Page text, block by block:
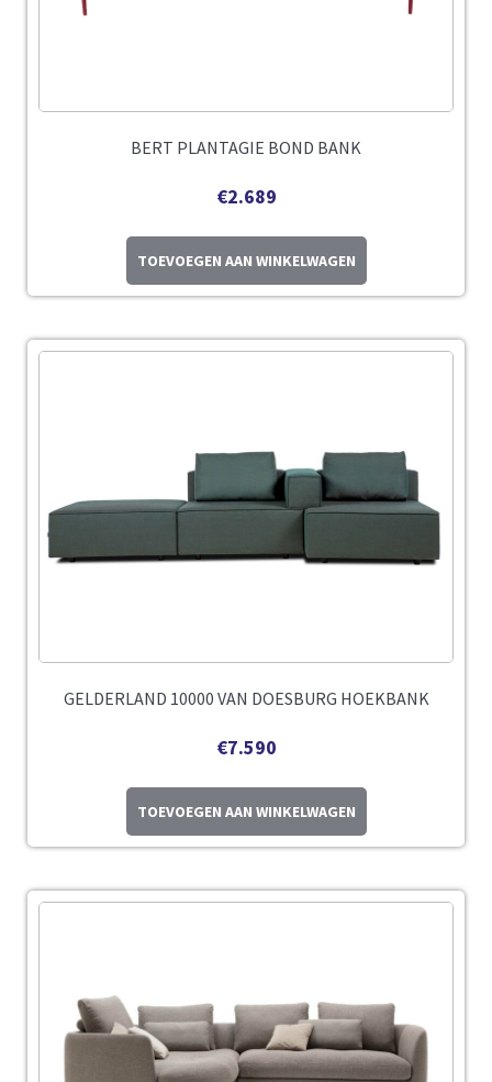
BERT PLANTAGIE BOND BANK
€2.689
TOEVOEGEN AAN WINKELWAGEN
GELDERLAND 10000 VAN DOESBURG HOEKBANK
€7.590
TOEVOEGEN AAN WINKELWAGEN